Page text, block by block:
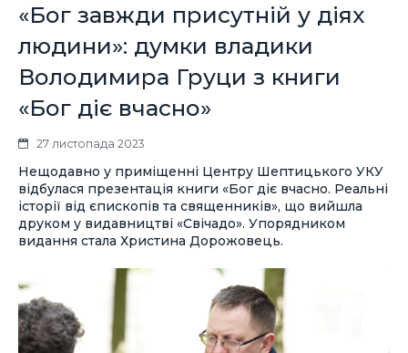
«Бог завжди присутній у діях
людини»: думки владики
Володимира Груци з книги
«Бог діє вчасно»
27 листопада 2023
Нещодавно у приміщенні Центру Шептицького УКУ
відбулася презентація книги «Бог діє вчасно. Реальні
історії від єпископів та священників», що вийшла
друком у видавництві «Свічадо». Упорядником
видання стала Христина Дорожовець.